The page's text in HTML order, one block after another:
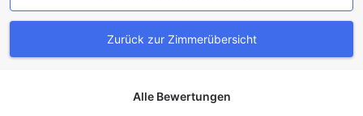
Zurück zur Zimmerübersicht
Alle Bewertungen